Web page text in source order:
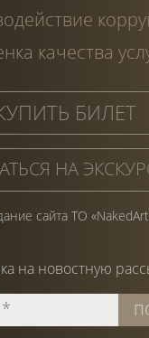
качества
БИЛЕТ
НА
сайта ТО
на новостную